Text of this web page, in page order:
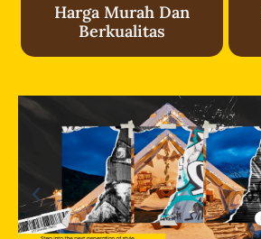
Harga Murah Dan
Berkualitas